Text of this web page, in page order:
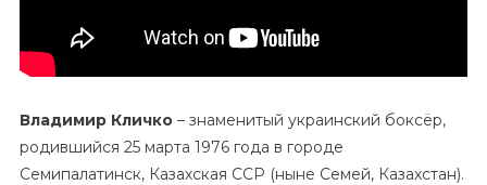
Владимир Кличко– знаменитый украинский боксёр,
родившийся 25 марта 1976 года в городе
Семипалатинск, Казахская ССР (ныне Семей, Казахстан).